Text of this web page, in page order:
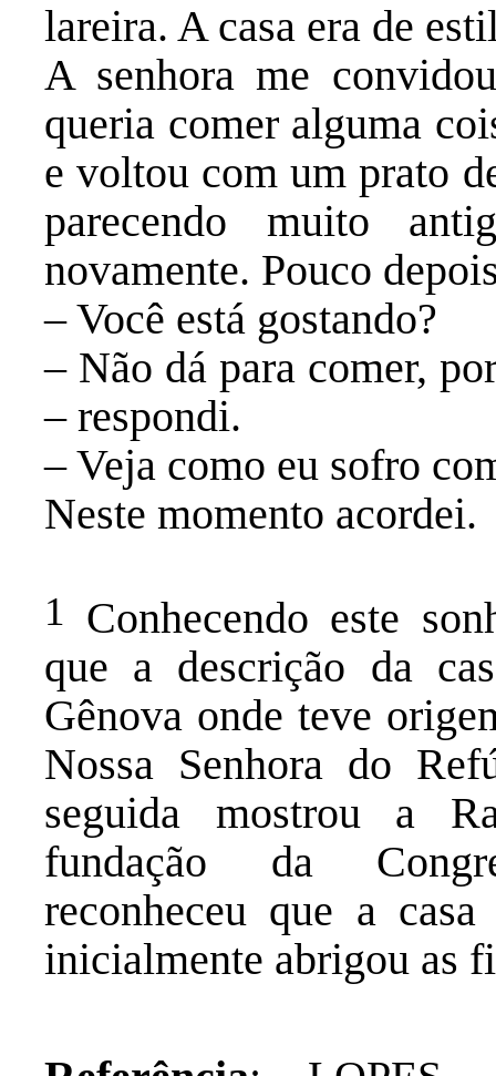
lareira. A casa era de
A senhora me
queria comer alguma
e voltou com um prato
parecendo muito
novamente. Pouco
– Você está gostando?
– Não dá para comer,
– respondi.
– Veja como eu sofro
Neste momento acordei.
1 Conhecendo este
que a descrição da
Gênova onde teve
Nossa Senhora do
seguida mostrou a
fundação da
reconheceu que a
inicialmente abrigou as